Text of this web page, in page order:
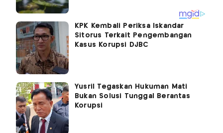
KPK Kembali Periksa Iskandar
Sitorus Terkait Pengembangan
Kasus Korupsi DJBC
Yusril Tegaskan Hukuman Mati
Bukan Solusi Tunggal Berantas
Korupsi